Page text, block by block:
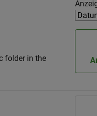
Filter2
folder in the